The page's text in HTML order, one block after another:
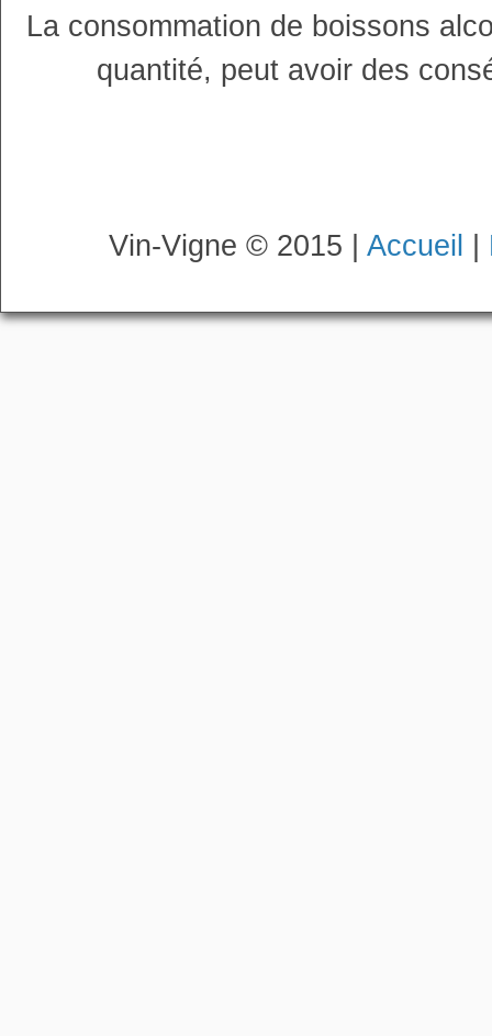
La consommation de boissons
quantité, peut avoir des
Vin-Vigne © 2015 | Accueil